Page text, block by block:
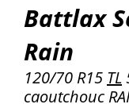
Battlax
Rain
120/70 R15 TL
caoutchouc